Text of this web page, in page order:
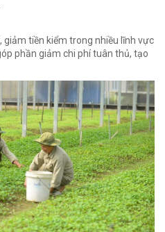
giảm tiền kiểm trong nhiều lĩnh vực
phần giảm chi phí tuân thủ, tạo